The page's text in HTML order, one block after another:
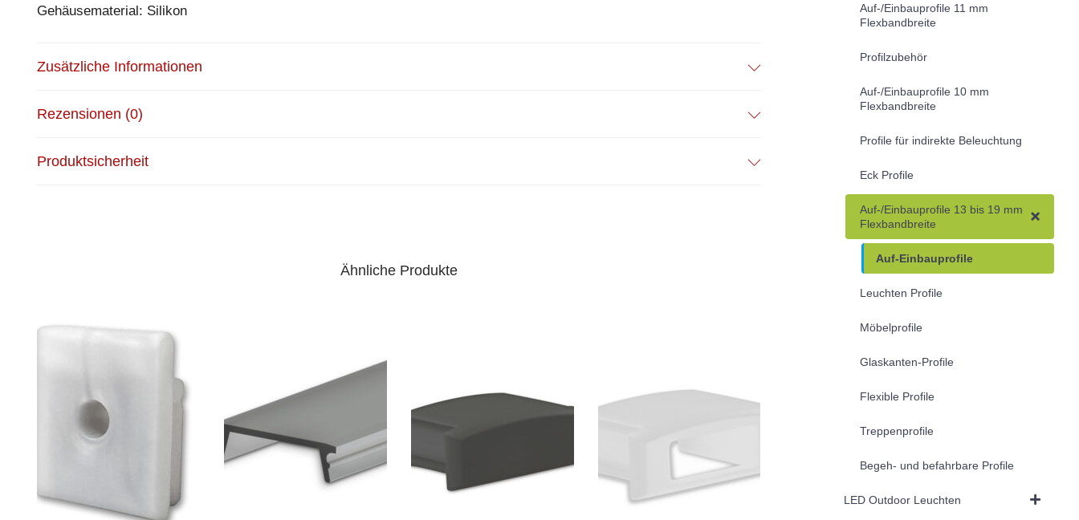
Gehäusematerial: Silikon
Zusätzliche Informationen
Rezensionen (0)
Produktsicherheit
Ähnliche Produkte
Auf-/Einbauprofile 11 mm
Flexbandbreite
Profilzubehör
Auf-/Einbauprofile 10 mm
Flexbandbreite
Profile für indirekte Beleuchtung
Eck Profile
Auf-/Einbauprofile 13 bis 19 mm
Flexbandbreite
Auf-Einbauprofile
Leuchten Profile
Möbelprofile
Glaskanten-Profile
Flexible Profile
Treppenprofile
Begeh- und befahrbare Profile
LED Outdoor Leuchten